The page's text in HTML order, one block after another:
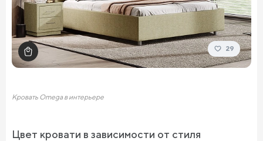
29
Кровать Omega в интерьере
Цвет кровати в зависимости от стиля